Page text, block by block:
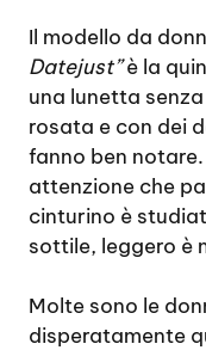
Il modello da
Datejust”è la
una lunetta
rosata e con dei
fanno ben
attenzione che
cinturino è
sottile, leggero è
Molte sono le
disperatamente